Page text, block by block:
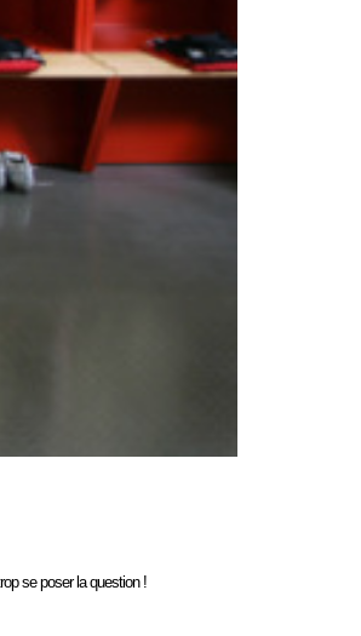
se poser la question !